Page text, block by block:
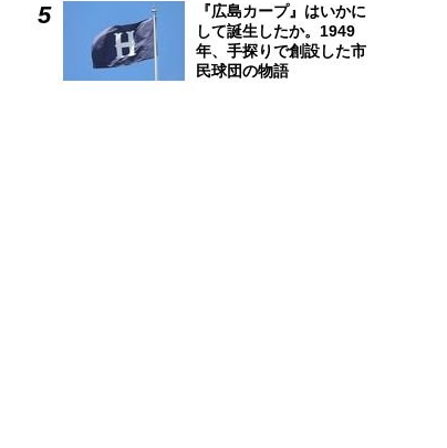
『広島カープ』はいかに
して誕生したか。1949
年、手探りで創設した市
民球団の物語